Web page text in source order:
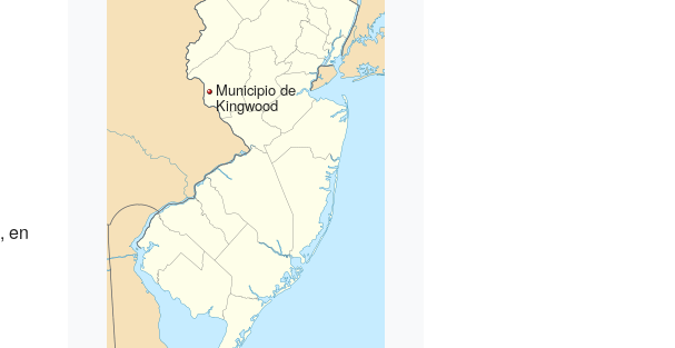
Municipio de
Kingwood
, en